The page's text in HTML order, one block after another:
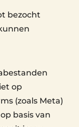
bezocht
op
(zoals Meta)
basis van